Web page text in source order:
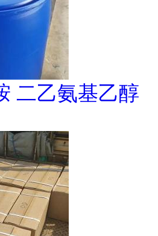
二乙氨基乙醇